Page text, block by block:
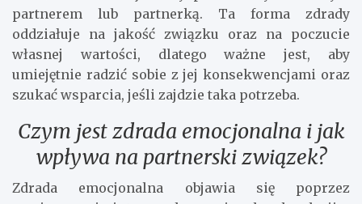
partnerem lub partnerką. Ta forma zdrady
oddziałuje na jakość związku oraz na poczucie
własnej wartości, dlatego ważne jest, aby
umiejętnie radzić sobie z jej konsekwencjami oraz
szukać wsparcia, jeśli zajdzie taka potrzeba.
Czym jest zdrada emocjonalna i jak
wpływa na partnerski związek?
Zdrada emocjonalna objawia się poprzez